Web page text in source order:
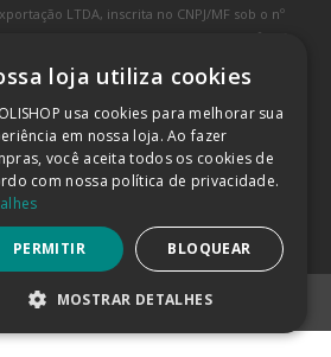
LTDA, inscrita no CNPJ/MF sob o nº
com sede na Rua Kanebo, nº 175,
Jundiaí/SP, CEP: 13213-090
SEGURA (SAIBA MAIS)
BAIXE NOSSO APP
loja utiliza cookies
usa cookies para melhorar sua
em nossa loja. Ao fazer
você aceita todos os cookies de
com nossa política de privacidade.
PERMITIR BLOQUEAR
MOSTRAR DETALHES
ESTRITAMENTE NECESSÁRIOS